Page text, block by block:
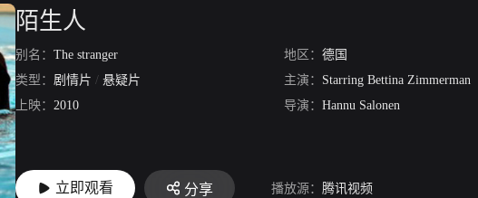
陌生人
别名： The stranger 地区： 德国
类型： 剧情片 / 悬疑片 主演： Starring Bettina Zimmerman
上映： 2010 导演： Hannu Salonen
立即观看 分享 播放源： 腾讯视频